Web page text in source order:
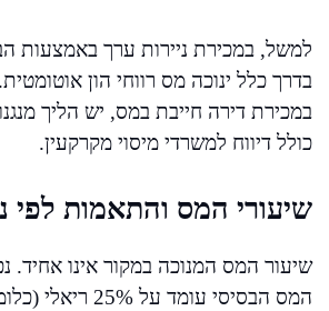
למשל, במכירת ניירות ערך באמצעות
בדרך כלל ינוכה מס רווחי הון
במכירת דירה חייבת במס, יש הליך
כולל דיווח למשרדי מיסוי מקרקעין.
שיעורי המס והתאמות לפי
שיעור המס המנוכה במקור אינו אחיד.
המס הבסיסי עומד